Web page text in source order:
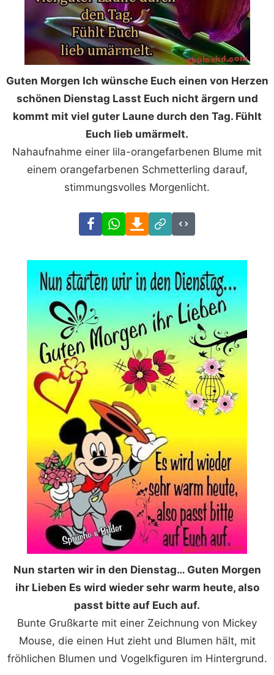
Guten Morgen Ich wünsche Euch einen von Herzen
schönen Dienstag Lasst Euch nicht ärgern und
kommt mit viel guter Laune durch den Tag. Fühlt
Euch lieb umärmelt.
Nahaufnahme einer lila-orangefarbenen Blume mit
einem orangefarbenen Schmetterling darauf,
stimmungsvolles Morgenlicht.
FacebookWhatsAppDownload
Link
Code
Nun starten wir in den Dienstag… Guten Morgen
ihr Lieben Es wird wieder sehr warm heute, also
passt bitte auf Euch auf.
Bunte Grußkarte mit einer Zeichnung von Mickey
Mouse, die einen Hut zieht und Blumen hält, mit
fröhlichen Blumen und Vogelkfiguren im Hintergrund.